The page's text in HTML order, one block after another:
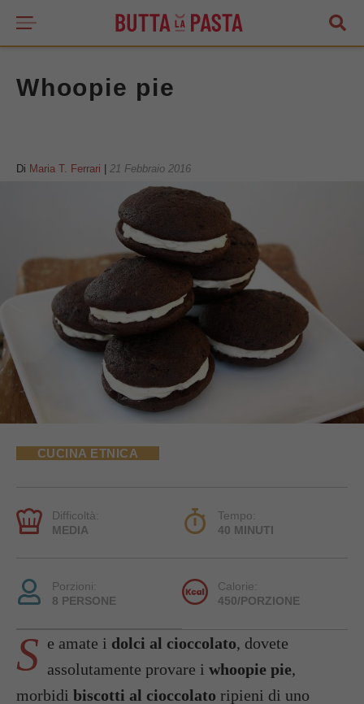
Whoopie pie
Di Maria T. Ferrari 21 Febbraio 2016
CUCINA ETNICA
Difficoltà:
MEDIA
Tempo:
40 MINUTI
Porzioni:
8 PERSONE
Calorie:
450/PORZIONE
S e amate i dolci al cioccolato, dovete
assolutamente provare i whoopie pie,
morbidi biscotti al cioccolato ripieni di uno